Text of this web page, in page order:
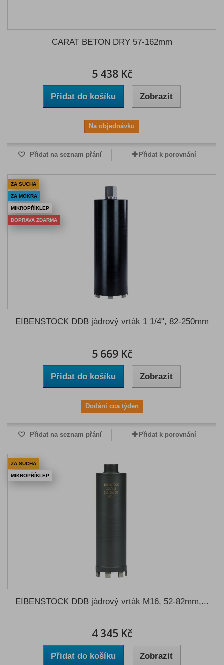
CARAT BETON DRY 57-162mm
5 438 Kč
Přidat do košíku Zobrazit
Na objednávku
Přidat na seznam přání Přidat k porovnání
ZA SUCHA
ZA MOKRA
MIKROPŘÍKLEP
DOPRAVA ZDARMA
EIBENSTOCK DDB jádrový vrták 1 1/4", 82-250mm
5 669 Kč
Přidat do košíku Zobrazit
Dodání cca týden
Přidat na seznam přání Přidat k porovnání
ZA SUCHA
MIKROPŘÍKLEP
EIBENSTOCK DDB jádrový vrták M16, 52-82mm,...
4 345 Kč
Přidat do košíku Zobrazit